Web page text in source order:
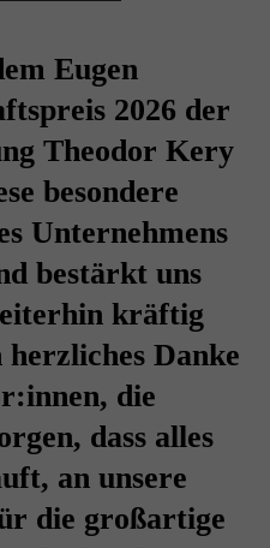
Eugen
2026 der
Theodor Kery
besondere
Unternehmens
bestärkt uns
kräftig
Danke
die
dass alles
an unsere
die großartige